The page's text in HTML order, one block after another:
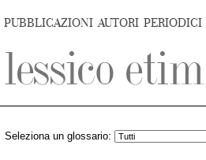
PUBBLICAZIONI AUTORI PERIODICI
Seleziona un glossario: